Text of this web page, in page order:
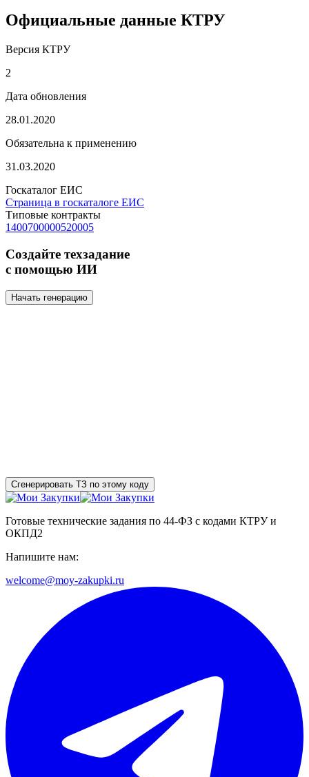
Официальные данные КТРУ
Версия КТРУ
2
Дата обновления
28.01.2020
Обязательна к применению
31.03.2020
Госкаталог ЕИС
Страница в госкаталоге ЕИС
Типовые контракты
1400700000520005
Создайте техзадание
с помощью ИИ
Начать генерацию
Сгенерировать ТЗ по этому коду
Готовые технические задания по 44-ФЗ с кодами КТРУ и
ОКПД2
Напишите нам:
welcome@moy-zakupki.ru